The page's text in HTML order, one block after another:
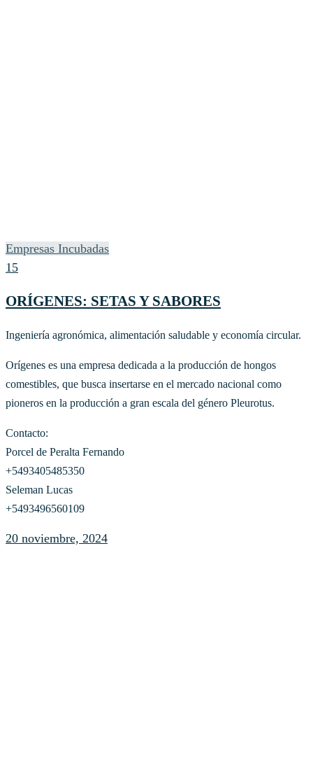
Empresas Incubadas
15
ORÍGENES: SETAS Y SABORES
Ingeniería agronómica, alimentación saludable y economía circular.
Orígenes es una empresa dedicada a la producción de hongos
comestibles, que busca insertarse en el mercado nacional como
pioneros en la producción a gran escala del género Pleurotus.
Contacto:
Porcel de Peralta Fernando
+5493405485350
Seleman Lucas
+5493496560109
20 noviembre, 2024